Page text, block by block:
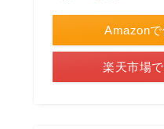
Amazon
楽天市場